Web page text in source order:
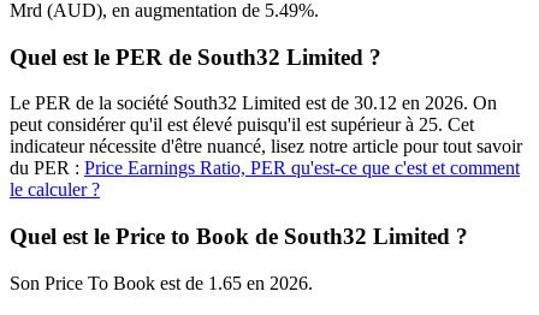
Mrd (AUD), en augmentation de 5.49%.
Quel est le PER de South32 Limited ?
Le PER de la société South32 Limited est de 30.12 en 2026. On
peut considérer qu'il est élevé puisqu'il est supérieur à 25. Cet
indicateur nécessite d'être nuancé, lisez notre article pour tout savoir
du PER : Price Earnings Ratio, PER qu'est-ce que c'est et comment
le calculer ?
Quel est le Price to Book de South32 Limited ?
Son Price To Book est de 1.65 en 2026.